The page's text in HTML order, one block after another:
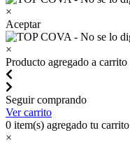
×
Aceptar
×
Producto agregado a carrito
Seguir comprando
Ver carrito
0 item(s) agregado tu carrito
×